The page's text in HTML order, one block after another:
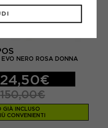
NERO ROSA DONNA
150,00€
GIÀ INCLUSO
CONVENIENTI